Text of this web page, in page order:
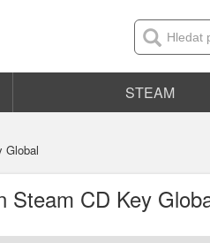
STEAM
Global
Steam CD Key